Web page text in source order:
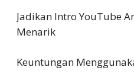
Jadikan Intro YouTube
Menarik
Keuntungan